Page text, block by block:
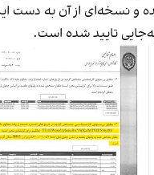
و نسخه‌ای از آن به دست
تایید شده است.